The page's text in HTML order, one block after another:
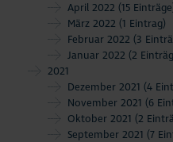
April 2022 (15
März 2022 (1 Eintrag)
Februar 2022 (3
Januar 2022 (2
2021
Dezember 2021 (4
November 2021 (6
Oktober 2021 (2
September 2021 (7